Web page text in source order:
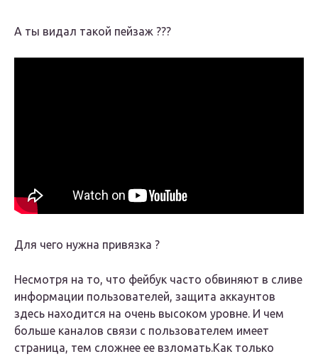
А ты видал такой пейзаж ???
Для чего нужна привязка ?
Несмотря на то, что фейбук часто обвиняют в сливе
информации пользователей, защита аккаунтов
здесь находится на очень высоком уровне. И чем
больше каналов связи с пользователем имеет
страница, тем сложнее ее взломать.Как только